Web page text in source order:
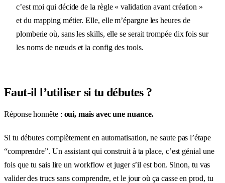
c’est moi qui décide de la règle « validation avant création »
et du mapping métier. Elle, elle m’épargne les heures de
plomberie où, sans les skills, elle se serait trompée dix fois sur
les noms de nœuds et la config des tools.
Faut-il l’utiliser si tu débutes ?
Réponse honnête : oui, mais avec une nuance.
Si tu débutes complètement en automatisation, ne saute pas l’étape
“comprendre”. Un assistant qui construit à ta place, c’est génial une
fois que tu sais lire un workflow et juger s’il est bon. Sinon, tu vas
valider des trucs sans comprendre, et le jour où ça casse en prod, tu